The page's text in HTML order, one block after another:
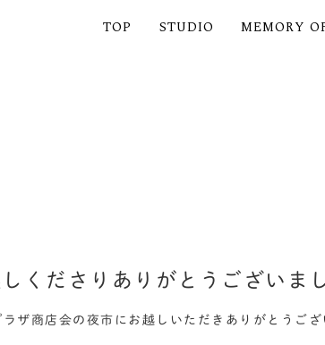
TOP STUDIO MEMORY
くださりありがとうございま
ザ商店会の夜市にお越しいただきありがとうござ